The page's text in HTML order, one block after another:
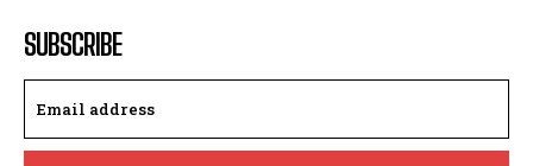
SUBSCRIBE